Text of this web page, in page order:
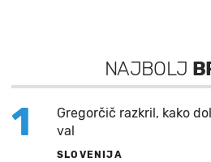
NAJBOLJ
1
Gregorčič razkril, kako
val
SLOVENIJA